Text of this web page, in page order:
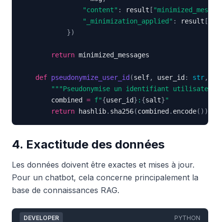
"content" : result [
"_minimization_applied" : result [
})
return
def pseudonymize_user_id (self, user_id : str,
"""Pseudonymise un identifiant
        combined
= f"{user_id} : {salt}"
return hashlib. sha256(combined . encode( ) )
4. Exactitude des données
Les données doivent être exactes et mises à jour.
Pour un chatbot, cela concerne principalement la
base de connaissances RAG.
DEVELOPER PYTHON